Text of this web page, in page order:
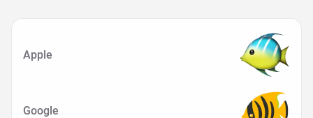
Apple
Google